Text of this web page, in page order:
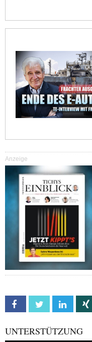
Anzeige
Facebook Twitter Linkedin
UNTERSTÜTZUNG